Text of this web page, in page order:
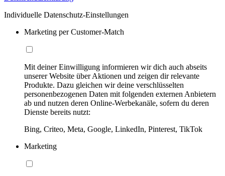
Individuelle Datenschutz-Einstellungen
Marketing per Customer-Match
Mit deiner Einwilligung informieren wir dich auch abseits
unserer Website über Aktionen und zeigen dir relevante
Produkte. Dazu gleichen wir deine verschlüsselten
personenbezogenen Daten mit folgenden externen Anbietern
ab und nutzen deren Online-Werbekanäle, sofern du deren
Dienste bereits nutzt:
Bing, Criteo, Meta, Google, LinkedIn, Pinterest, TikTok
Marketing